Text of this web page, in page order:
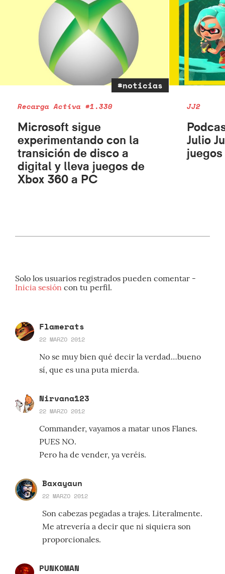
#noticias
Recarga Activa #1.330
Microsoft sigue
experimentando con la
transición de disco a
digital y lleva juegos de
Xbox 360 a PC
JJ2
Julio
Solo los usuarios registrados pueden comentar -
Inicia sesión con tu perfil.
Flamerats
22 MARZO 2012
No se muy bien qué decir la verdad…bueno
sí, que es una puta mierda.
Nirvana123
22 MARZO 2012
Commander, vayamos a matar unos Flanes.
PUES NO.
Pero ha de vender, ya veréis.
Baxayaun
22 MARZO 2012
Son cabezas pegadas a trajes. Literalmente.
Me atrevería a decir que ni siquiera son
proporcionales.
PUNKOMAN